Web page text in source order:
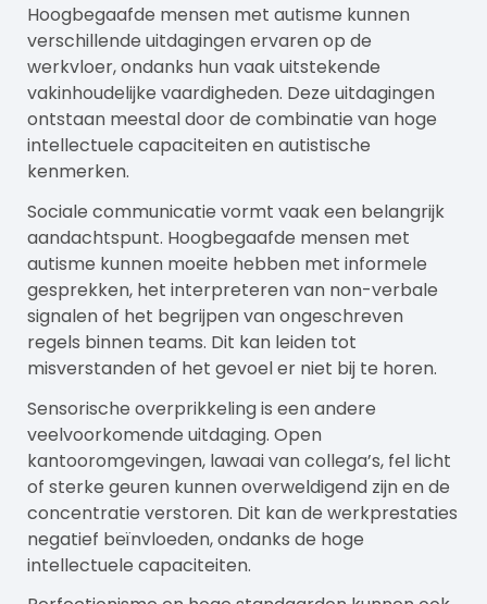
Hoogbegaafde mensen met autisme kunnen
verschillende uitdagingen ervaren op de
werkvloer, ondanks hun vaak uitstekende
vakinhoudelijke vaardigheden. Deze uitdagingen
ontstaan meestal door de combinatie van hoge
intellectuele capaciteiten en autistische
kenmerken.
Sociale communicatie vormt vaak een belangrijk
aandachtspunt. Hoogbegaafde mensen met
autisme kunnen moeite hebben met informele
gesprekken, het interpreteren van non-verbale
signalen of het begrijpen van ongeschreven
regels binnen teams. Dit kan leiden tot
misverstanden of het gevoel er niet bij te horen.
Sensorische overprikkeling is een andere
veelvoorkomende uitdaging. Open
kantooromgevingen, lawaai van collega’s, fel licht
of sterke geuren kunnen overweldigend zijn en de
concentratie verstoren. Dit kan de werkprestaties
negatief beïnvloeden, ondanks de hoge
intellectuele capaciteiten.